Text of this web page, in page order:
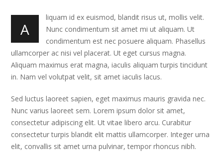
A
liquam id ex euismod, blandit risus ut, mollis velit.
Nunc condimentum sit amet mi ut aliquam. Ut
condimentum est nec posuere aliquam. Phasellus
ullamcorper ac nisi vel placerat. Ut eget cursus magna.
Aliquam maximus erat magna, iaculis aliquam turpis tincidunt
in. Nam vel volutpat velit, sit amet iaculis lacus.
Sed luctus laoreet sapien, eget maximus mauris gravida nec.
Nunc varius laoreet sem. Lorem ipsum dolor sit amet,
consectetur adipiscing elit. Ut vitae libero arcu. Curabitur
consectetur turpis blandit elit mattis ullamcorper. Integer urna
elit, convallis sit amet urna pulvinar, tempor rhoncus nibh.